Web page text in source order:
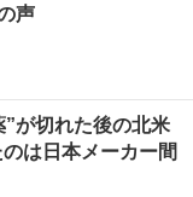
声
が切れた後の北米
は日本メーカー間